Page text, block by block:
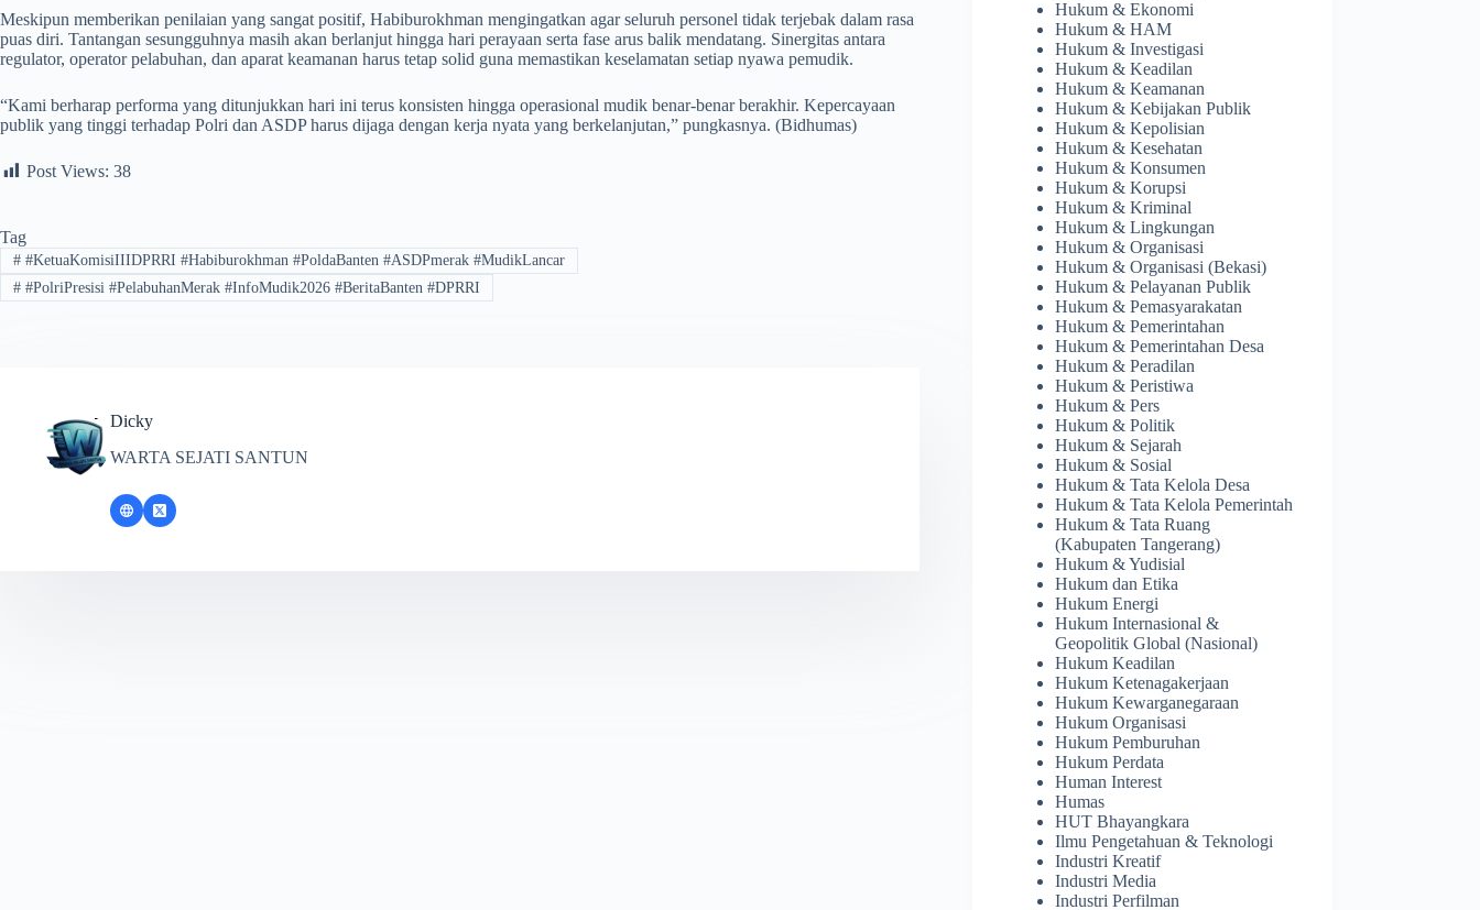
​Meskipun memberikan penilaian yang sangat positif, Habiburokhman mengingatkan agar seluruh personel tidak terjebak dalam rasa
puas diri. Tantangan sesungguhnya masih akan berlanjut hingga hari perayaan serta fase arus balik mendatang. Sinergitas antara
regulator, operator pelabuhan, dan aparat keamanan harus tetap solid guna memastikan keselamatan setiap nyawa pemudik.
​“Kami berharap performa yang ditunjukkan hari ini terus konsisten hingga operasional mudik benar-benar berakhir. Kepercayaan
publik yang tinggi terhadap Polri dan ASDP harus dijaga dengan kerja nyata yang berkelanjutan,” pungkasnya. (Bidhumas)
Post Views: 38
Tag
#​#KetuaKomisiIIIDPRRI #Habiburokhman #PoldaBanten #ASDPmerak #MudikLancar
##PolriPresisi #PelabuhanMerak #InfoMudik2026 #BeritaBanten #DPRRI
Dicky
WARTA SEJATI SANTUN
Hukum & Ekonomi
Hukum & HAM
Hukum & Investigasi
Hukum & Keadilan
Hukum & Keamanan
Hukum & Kebijakan Publik
Hukum & Kepolisian
Hukum & Kesehatan
Hukum & Konsumen
Hukum & Korupsi
Hukum & Kriminal
Hukum & Lingkungan
Hukum & Organisasi
Hukum & Organisasi (Bekasi)
Hukum & Pelayanan Publik
Hukum & Pemasyarakatan
Hukum & Pemerintahan
Hukum & Pemerintahan Desa
Hukum & Peradilan
Hukum & Peristiwa
Hukum & Pers
Hukum & Politik
Hukum & Sejarah
Hukum & Sosial
Hukum & Tata Kelola Desa
Hukum & Tata Kelola Pemerintah
Hukum & Tata Ruang
(Kabupaten Tangerang)
Hukum & Yudisial
Hukum dan Etika
Hukum Energi
Hukum Internasional &
Geopolitik Global (Nasional)
Hukum Keadilan
Hukum Ketenagakerjaan
Hukum Kewarganegaraan
Hukum Organisasi
Hukum Pemburuhan
Hukum Perdata
Human Interest
Humas
HUT Bhayangkara
Ilmu Pengetahuan & Teknologi
Industri Kreatif
Industri Media
Industri Perfilman